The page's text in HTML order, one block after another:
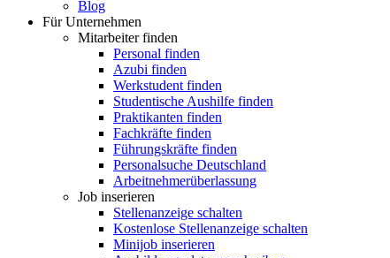
Blog
Für Unternehmen
Mitarbeiter finden
Personal finden
Azubi finden
Werkstudent finden
Studentische Aushilfe finden
Praktikanten finden
Fachkräfte finden
Führungskräfte finden
Personalsuche Deutschland
Arbeitnehmerüberlassung
Job inserieren
Stellenanzeige schalten
Kostenlose Stellenanzeige schalten
Minijob inserieren